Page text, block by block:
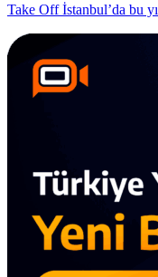
Take Off İstanbul’da bu